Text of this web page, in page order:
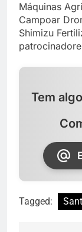
Máquinas
Campoar
Shimizu
Tem
Tagged: